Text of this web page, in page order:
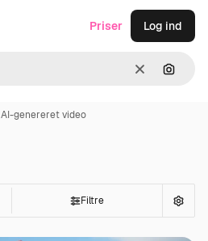
Klar Søg
Priser Log ind
AI-genereret video
Filtre